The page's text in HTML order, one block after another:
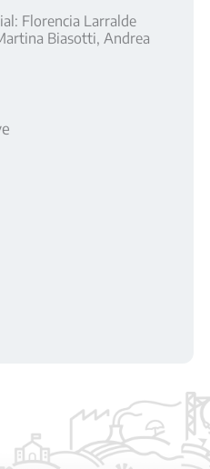
Florencia Larralde
Biasotti, Andrea